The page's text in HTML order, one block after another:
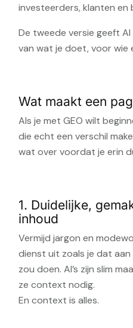
investeerders, klanten en
De tweede versie geeft
van wat je doet, voor wie
Wat maakt een
Als je met GEO wilt
die echt een verschil
wat over voordat je erin
1. Duidelijke,
inhoud
Vermijd jargon en
dienst uit zoals je dat
zou doen. AI’s zijn slim
ze context nodig.
En context is alles.